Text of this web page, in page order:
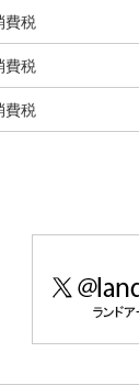
費税
費税
費税